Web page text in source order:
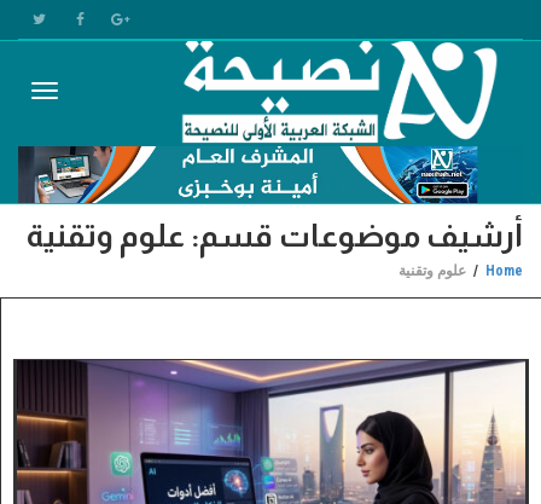
أرشيف موضوعات قسم: علوم وتقنية
Home علوم وتقنية